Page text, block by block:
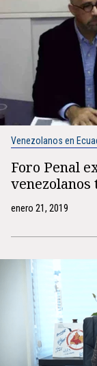
Venezolanos en
Foro Penal
enero 21, 2019